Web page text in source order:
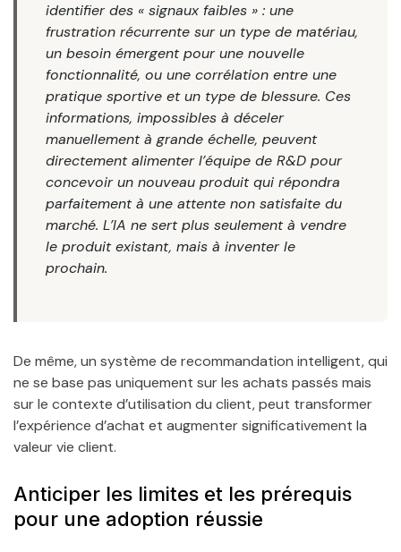
identifier des « signaux faibles » : une
frustration récurrente sur un type de matériau,
un besoin émergent pour une nouvelle
fonctionnalité, ou une corrélation entre une
pratique sportive et un type de blessure. Ces
informations, impossibles à déceler
manuellement à grande échelle, peuvent
directement alimenter l’équipe de R&D pour
concevoir un nouveau produit qui répondra
parfaitement à une attente non satisfaite du
marché. L’IA ne sert plus seulement à vendre
le produit existant, mais à inventer le
prochain.
De même, un système de recommandation intelligent, qui
ne se base pas uniquement sur les achats passés mais
sur le contexte d’utilisation du client, peut transformer
l’expérience d’achat et augmenter significativement la
valeur vie client.
Anticiper les limites et les prérequis
pour une adoption réussie